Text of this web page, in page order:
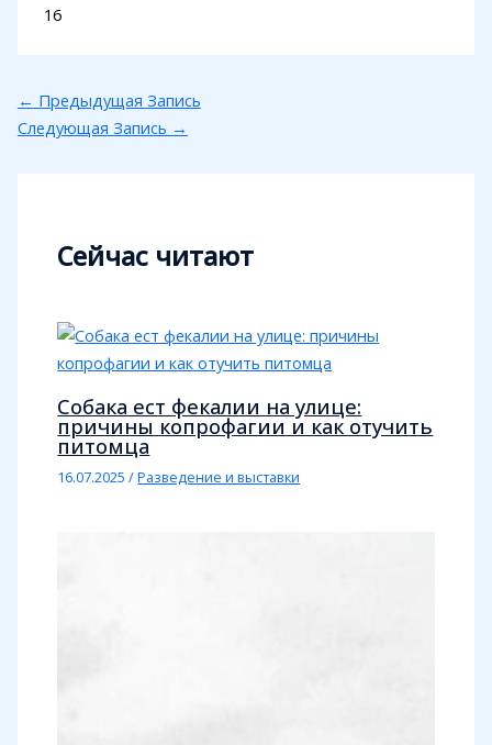
16
← Предыдущая Запись
Следующая Запись →
Сейчас читают
Собака ест фекалии на улице:
причины копрофагии и как отучить
питомца
16.07.2025/Разведение и выставки